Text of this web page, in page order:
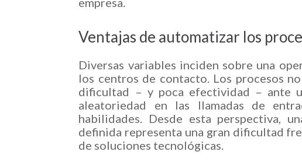
Ventajas de automatizar los
Diversas variables inciden sobre una
los centros de contacto. Los procesos
dificultad – y poca efectividad – ante
aleatoriedad en las llamadas de
habilidades. Desde esta perspectiva,
definida representa una gran dificultad
de soluciones tecnológicas.